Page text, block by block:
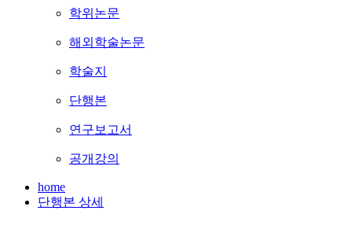
학위논문
해외학술논문
학술지
단행본
연구보고서
공개강의
home
단행본 상세